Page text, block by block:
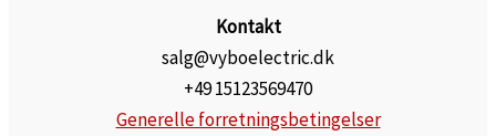
Kontakt
salg@vyboelectric.dk
+49 15123569470
Generelle forretningsbetingelser